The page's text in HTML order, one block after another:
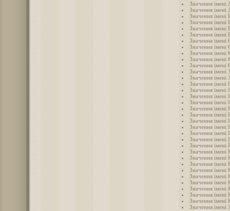
Значення імені
Значення імені
Значення імені
Значення імені
Значення імені
Значення імені
Значення імені
Значення імені
Значення імені
Значення імені
Значення імені
Значення імені
Значення імені
Значення імені
Значення імені
Значення імені
Значення імені
Значення імені
Значення імені
Значення імені
Значення імені
Значення імені
Значення імені
Значення імені
Значення імені
Значення імені
Значення імені
Значення імені
Значення імені
Значення імені
Значення імені
Значення імені
Значення імені
Значення імені